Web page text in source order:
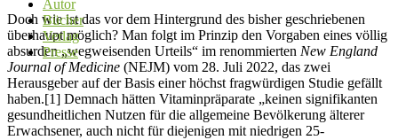
Autor
Bücher
Verlag
Presse
Doch wie ist das vor dem Hintergrund des bisher geschriebenen
überhaupt möglich? Man folgt im Prinzip den Vorgaben eines völlig
absurden „wegweisenden Urteils“ im renommierten New England
Journal of Medicine (NEJM) vom 28. Juli 2022, das zwei
Herausgeber auf der Basis einer höchst fragwürdigen Studie gefällt
haben.[1] Demnach hätten Vitaminpräparate „keinen signifikanten
gesundheitlichen Nutzen für die allgemeine Bevölkerung älterer
Erwachsener, auch nicht für diejenigen mit niedrigen 25-